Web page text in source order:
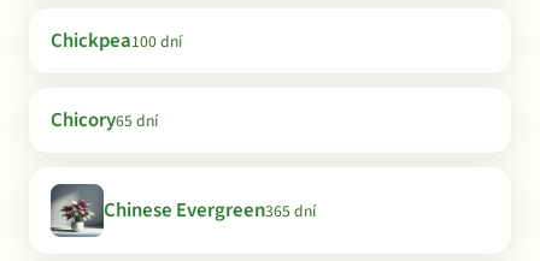
Chickpea100 dní
Chicory65 dní
Chinese Evergreen365 dní